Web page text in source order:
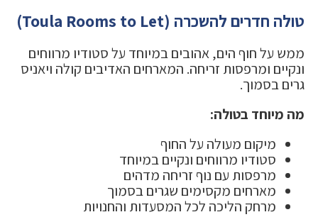
טולה חדרים להשכרה (Toula Rooms to Let)
ממש על חוף הים, אהובים במיוחד על סטודיו מרווחים
ונקיים ומרפסות זריחה. המארחים האדיבים קולה ויאניס
גרים בסמוך.
מה מיוחד בטולה:
מיקום מעולה על החוף
סטודיו מרווחים ונקיים במיוחד
מרפסות עם נוף זריחה מדהים
מארחים מקסימים שגרים בסמוך
מרחק הליכה לכל המסעדות והחנויות